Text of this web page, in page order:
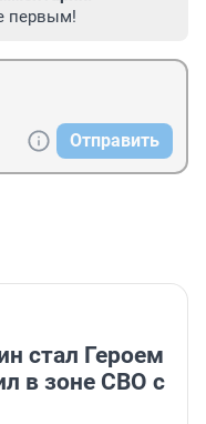
первым!
Отправить
стал Героем
в зоне СВО с